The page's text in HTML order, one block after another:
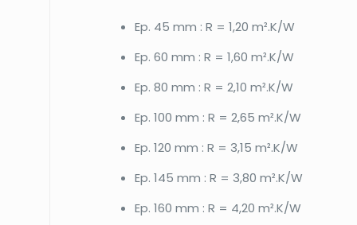
Ep. 45 mm : R = 1,20 m².K/W
Ep. 60 mm : R = 1,60 m².K/W
Ep. 80 mm : R = 2,10 m².K/W
Ep. 100 mm : R = 2,65 m².K/W
Ep. 120 mm : R = 3,15 m².K/W
Ep. 145 mm : R = 3,80 m².K/W
Ep. 160 mm : R = 4,20 m².K/W